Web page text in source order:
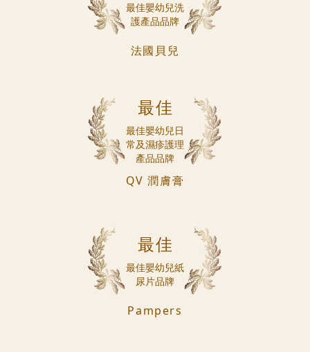
最佳嬰幼兒洗
護產品品牌
法國貝兒
最佳
最佳嬰幼兒日
常及濕疹護理
產品品牌
QV 潤膚膏
最佳
最佳嬰幼兒紙
尿片品牌
Pampers